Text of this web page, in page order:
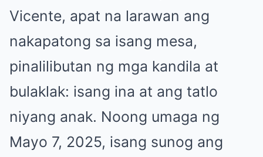
Vicente, apat na larawan ang
nakapatong sa isang mesa,
pinalilibutan ng mga kandila at
bulaklak: isang ina at ang tatlo
niyang anak. Noong umaga ng
Mayo 7, 2025, isang sunog ang